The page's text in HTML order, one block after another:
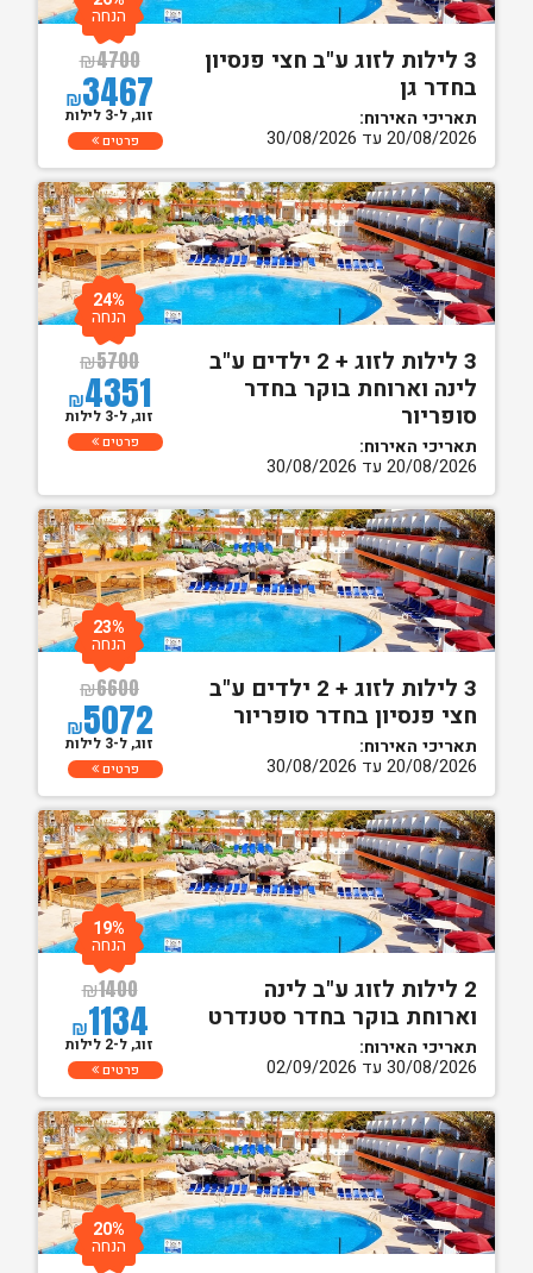
3 לילות לזוג ע"ב חצי פנסיון
בחדר גן
תאריכי האירוח:
20/08/2026 עד 30/08/2026
₪4700
₪3467
הנחה
זוג, ל-3 לילות
פרטים
3 לילות לזוג + 2 ילדים ע"ב
לינה וארוחת בוקר בחדר
סופריור
תאריכי האירוח:
20/08/2026 עד 30/08/2026
₪5700
₪4351
24%
הנחה
זוג, ל-3 לילות
פרטים
3 לילות לזוג + 2 ילדים ע"ב
חצי פנסיון בחדר סופריור
תאריכי האירוח:
20/08/2026 עד 30/08/2026
₪6600
₪5072
23%
הנחה
זוג, ל-3 לילות
פרטים
2 לילות לזוג ע"ב לינה
וארוחת בוקר בחדר סטנדרט
תאריכי האירוח:
30/08/2026 עד 02/09/2026
₪1400
₪1134
19%
הנחה
זוג, ל-2 לילות
פרטים
20%
הנחה